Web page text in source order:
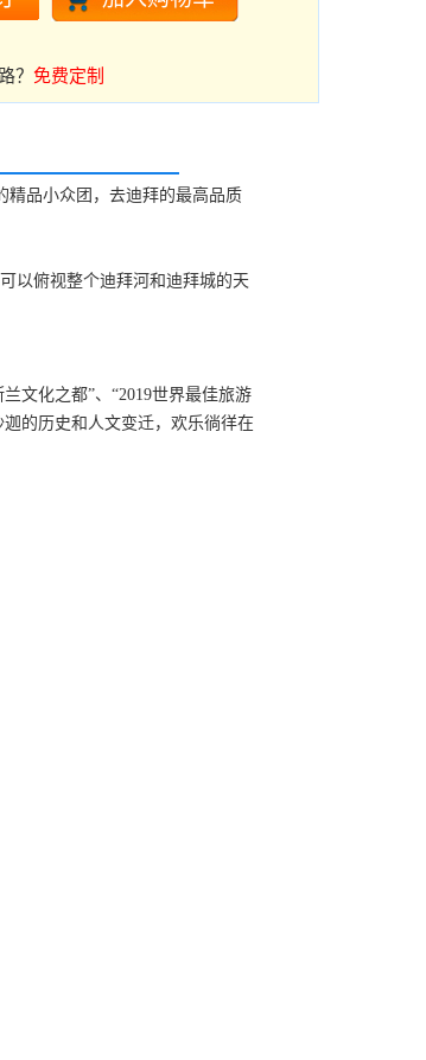
？ 免费定制
精品小众团，去迪拜的最高品质
以俯视整个迪拜河和迪拜城的天
文化之都”、“2019世界最佳旅游
的历史和人文变迁，欢乐徜徉在